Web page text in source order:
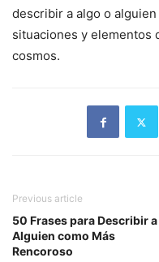
describir a algo o
situaciones y elementos
cosmos.
Previous article
50 Frases para Describir a
Alguien como Más
Rencoroso